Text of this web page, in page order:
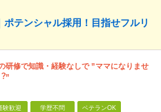
テンシャル採用！目指せフルリ
研修で知識・経験なしで ”ママになりませ
験歓迎 学歴不問 ベテランOK